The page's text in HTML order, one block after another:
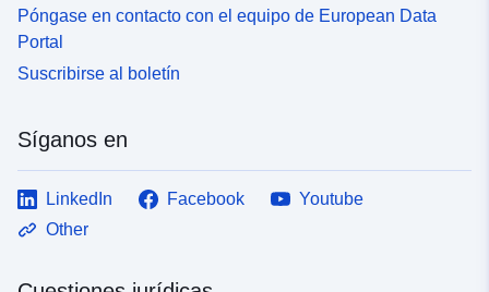
Póngase en contacto con el equipo de European Data
Portal
Suscribirse al boletín
Síganos en
LinkedIn Facebook
Youtube
Other